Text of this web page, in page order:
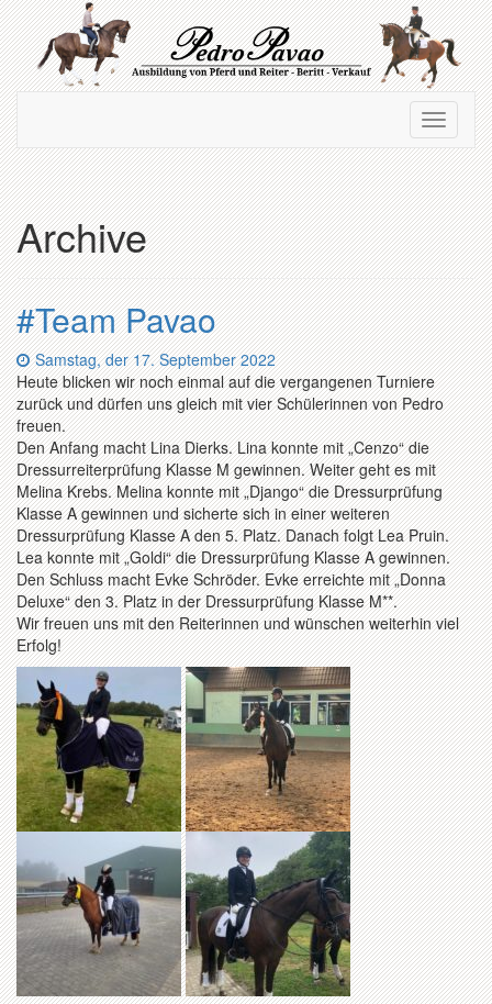
Zum
Hauptinhalt
springen
ein-/
Archive
#Team Pavao
Datum:
Samstag, der 17. September 2022
Heute blicken wir noch einmal auf die vergangenen Turniere
zurück und dürfen uns gleich mit vier Schülerinnen von Pedro
freuen.
Den Anfang macht Lina Dierks. Lina konnte mit „Cenzo“ die
Dressurreiterprüfung Klasse M gewinnen. Weiter geht es mit
Melina Krebs. Melina konnte mit „Django“ die Dressurprüfung
Klasse A gewinnen und sicherte sich in einer weiteren
Dressurprüfung Klasse A den 5. Platz. Danach folgt Lea Pruin.
Lea konnte mit „Goldi“ die Dressurprüfung Klasse A gewinnen.
Den Schluss macht Evke Schröder. Evke erreichte mit „Donna
Deluxe“ den 3. Platz in der Dressurprüfung Klasse M**.
Wir freuen uns mit den Reiterinnen und wünschen weiterhin viel
Erfolg!